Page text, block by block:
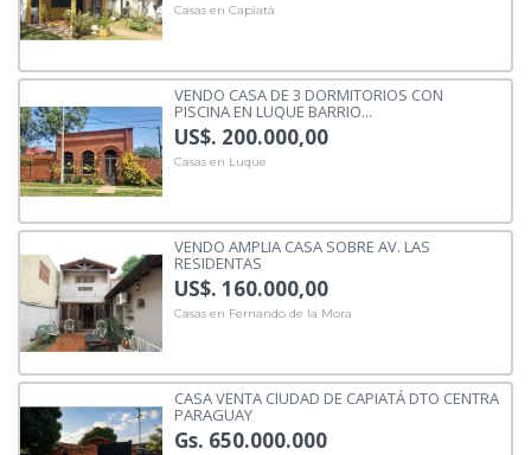
Casas en Capiatá
VENDO CASA DE 3 DORMITORIOS CON
PISCINA EN LUQUE BARRIO...
US$. 200.000,00
Casas en Luque
VENDO AMPLIA CASA SOBRE AV. LAS
RESIDENTAS
US$. 160.000,00
Casas en Fernando de la Mora
CASA VENTA CIUDAD DE CAPIATÁ DTO CENTRA
PARAGUAY
Gs. 650.000.000